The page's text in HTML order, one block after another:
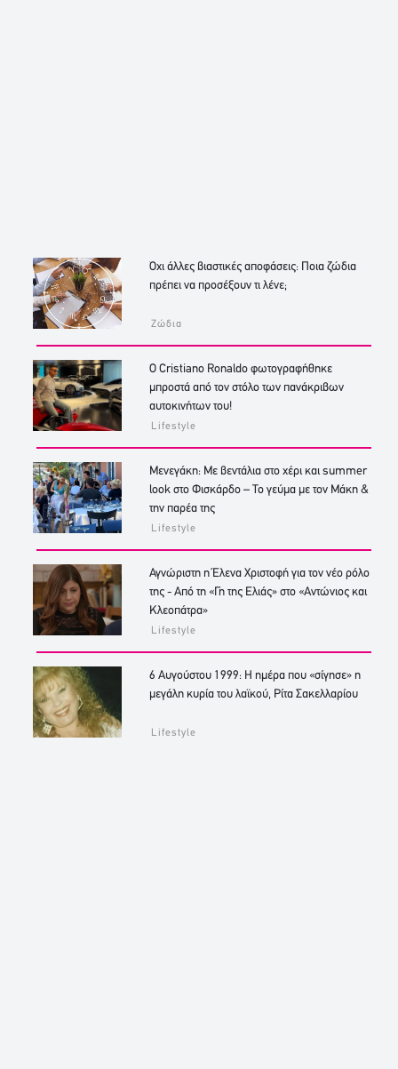
Όχι άλλες βιαστικές αποφάσεις: Ποια ζώδια
πρέπει να προσέξουν τι λένε;
Ζώδια
Ο Cristiano Ronaldo φωτογραφήθηκε
μπροστά από τον στόλο των πανάκριβων
αυτοκινήτων του!
Lifestyle
Μενεγάκη: Με βεντάλια στο χέρι και summer
look στο Φισκάρδο – Το γεύμα με τον Μάκη &
την παρέα της
Lifestyle
Αγνώριστη η Έλενα Χριστοφή για τον νέο ρόλο
της - Από τη «Γη της Ελιάς» στο «Αντώνιος και
Κλεοπάτρα»
Lifestyle
6 Αυγούστου 1999: Η ημέρα που «σίγησε» η
μεγάλη κυρία του λαϊκού, Ρίτα Σακελλαρίου
Lifestyle